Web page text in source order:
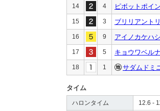
14 4 ピボットポイ
15 3 ブリリアント
16 9 アイノカケハシ
17 5 キョウワベル
18 1 サダムドミ
タイム
ハロンタイム 12.6 -